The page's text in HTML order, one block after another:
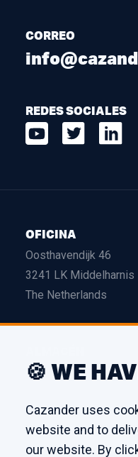
CORREO
REDES SOCIALES
OFICINA
Oosthavendijk 46
3241 LK Middelharnis
The Netherlands
Edison 26
The Netherlands
🍪 WE
Cazander uses
website and to
our website. By